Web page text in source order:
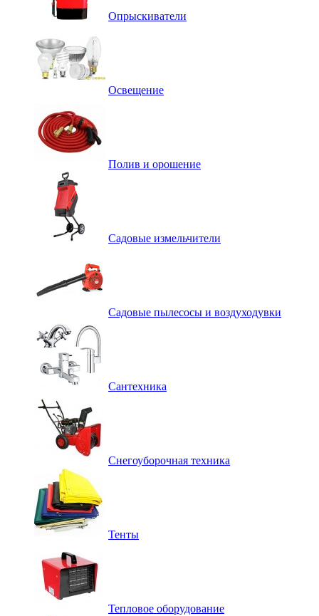
Опрыскиватели
Освещение
Полив и орошение
Садовые измельчители
Садовые пылесосы и воздуходувки
Сантехника
Снегоуборочная техника
Тенты
Тепловое оборудование